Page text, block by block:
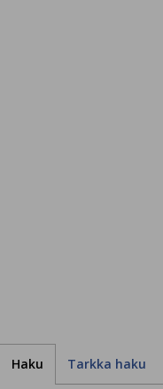
Haku Tarkka haku